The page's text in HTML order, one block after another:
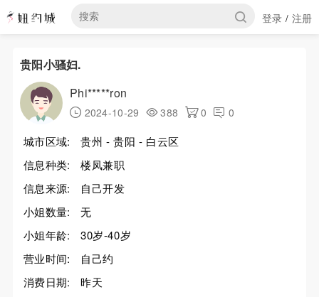
登录 / 注册
贵阳小骚妇.
Phi*****ron
2024-10-29 388 0 0
城市区域:
贵州 - 贵阳 - 白云区
信息种类:
楼凤兼职
信息来源:
自己开发
小姐数量:
无
小姐年龄:
30岁-40岁
营业时间:
自己约
消费日期:
昨天